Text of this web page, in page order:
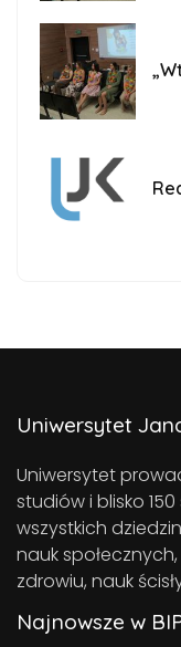
Uniwersytet
Uniwersytet
studiów i blisko
wszystkich
nauk
zdrowiu, nauk
Najnowsze w